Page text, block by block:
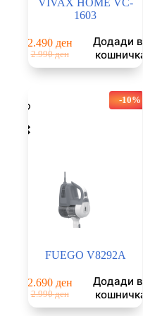
1603
2.990ден
Original
price
2.490 ден
Current
price
Додади во
кошничка
-10%
FUEGO V8292A
2.990ден
Original
price
2.690 ден
Current
price
Додади во
кошничка